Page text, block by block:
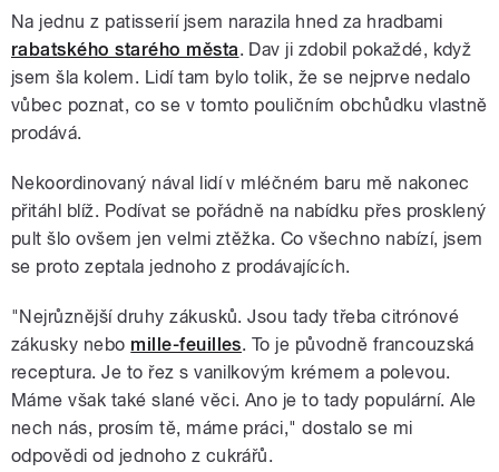
Na jednu z patisserií jsem narazila hned za hradbami
rabatského starého města. Dav ji zdobil pokaždé, když
jsem šla kolem. Lidí tam bylo tolik, že se nejprve nedalo
vůbec poznat, co se v tomto pouličním obchůdku vlastně
prodává.
Nekoordinovaný nával lidí v mléčném baru mě nakonec
přitáhl blíž. Podívat se pořádně na nabídku přes prosklený
pult šlo ovšem jen velmi ztěžka. Co všechno nabízí, jsem
se proto zeptala jednoho z prodávajících.
"Nejrůznější druhy zákusků. Jsou tady třeba citrónové
zákusky nebo mille-feuilles. To je původně francouzská
receptura. Je to řez s vanilkovým krémem a polevou.
Máme však také slané věci. Ano je to tady populární. Ale
nech nás, prosím tě, máme práci," dostalo se mi
odpovědi od jednoho z cukrářů.